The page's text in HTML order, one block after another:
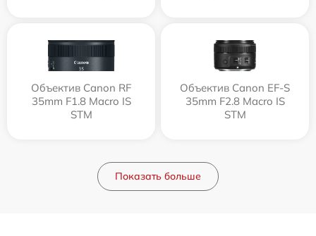
Объектив Canon RF
35mm F1.8 Macro IS
STM
Объектив Canon EF-S
35mm F2.8 Macro IS
STM
Показать больше